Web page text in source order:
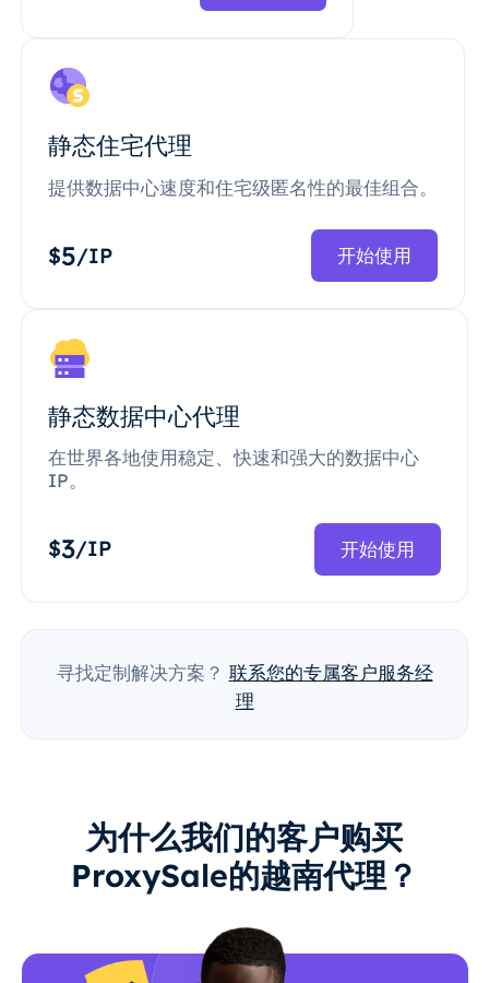
静态住宅代理
提供数据中心速度和住宅级匿名性的最佳组合。
$5/IP 开始使用
静态数据中心代理
在世界各地使用稳定、快速和强大的数据中心
IP。
$3/IP 开始使用
寻找定制解决方案？ 联系您的专属客户服务经
理
为什么我们的客户购买
ProxySale的越南代理？